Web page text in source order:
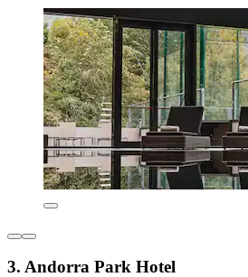
3. Andorra Park Hotel